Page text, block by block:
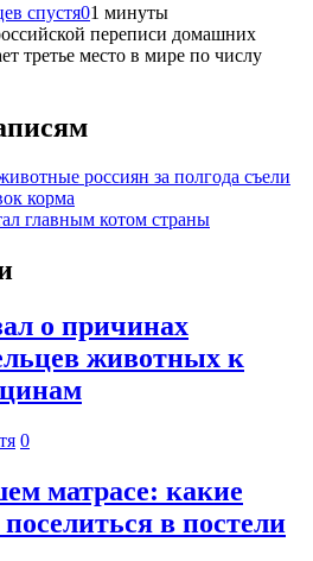
спустя01 минуты
переписи домашних
третье место в мире по числу
россиян за полгода съели
корма
главным котом страны
о причинах
животных к
0
матрасе: какие
в постели